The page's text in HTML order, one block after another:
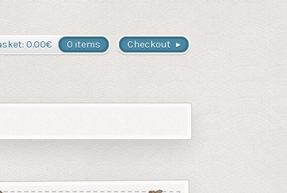
Checkout
0.00€ 0 items